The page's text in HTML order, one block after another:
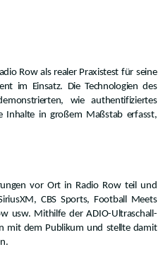
Row als realer Praxistest für seine
im Einsatz. Die Technologien des
wie authentifiziertes
Inhalte in großem Maßstab erfasst,
vor Ort in Radio Row teil und
CBS Sports, Football Meets
usw. Mithilfe der ADIO-Ultraschall-
mit dem Publikum und stellte damit